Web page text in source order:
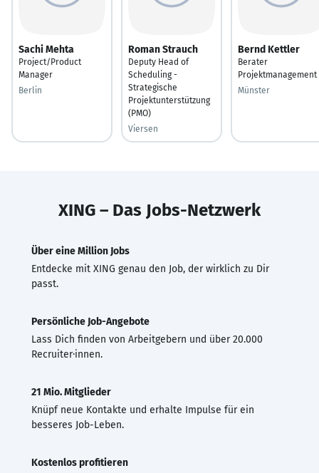
Sachi Mehta
Project/Product
Manager
Berlin
Roman Strauch
Deputy Head of
Scheduling -
Strategische
Projektunterstützung
(PMO)
Viersen
Bernd Kettler
Berater
Projektmanagement
Münster
XING – Das Jobs-Netzwerk
Über eine Million Jobs
Entdecke mit XING genau den Job, der wirklich zu Dir
passt.
Persönliche Job-Angebote
Lass Dich finden von Arbeitgebern und über 20.000
Recruiter·innen.
21 Mio. Mitglieder
Knüpf neue Kontakte und erhalte Impulse für ein
besseres Job-Leben.
Kostenlos profitieren